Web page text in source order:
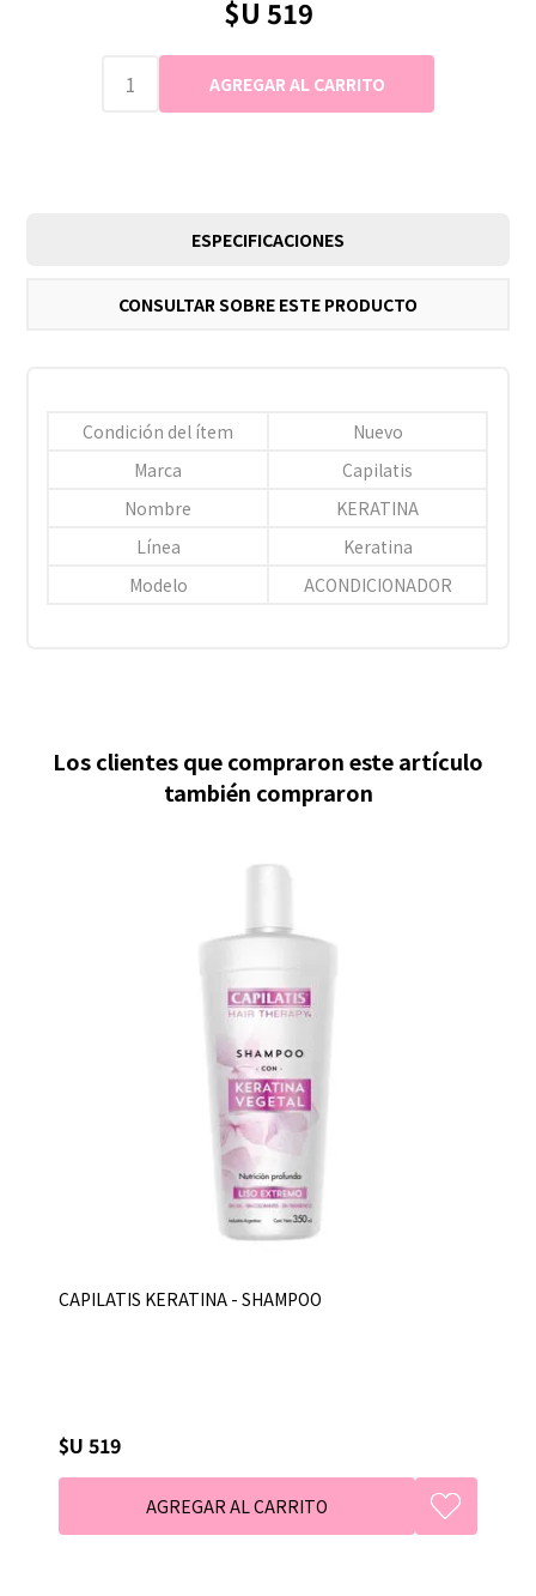
$U 519
ESPECIFICACIONES
CONSULTAR SOBRE ESTE PRODUCTO
Condición del ítem
Nuevo
Marca
Capilatis
Nombre
KERATINA
Línea
Keratina
Modelo
ACONDICIONADOR
Los clientes que compraron este artículo
también compraron
CAPILATIS KERATINA - SHAMPOO
$U 519